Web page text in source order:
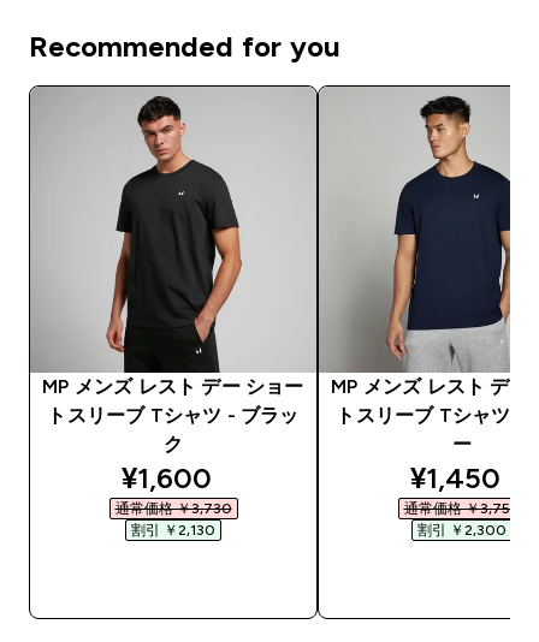
Recommended for you
MP メンズ レスト デー ショー
トスリーブ Tシャツ - ブラッ
ク
discounted price
¥1,600‎
通常価格 ￥3,730‎
割引 ￥2,130‎
MP メンズ レスト デー
トスリーブ Tシャツ -
ー
¥1,450‎
通常価格 ￥3,750‎
割引 ￥2,300‎